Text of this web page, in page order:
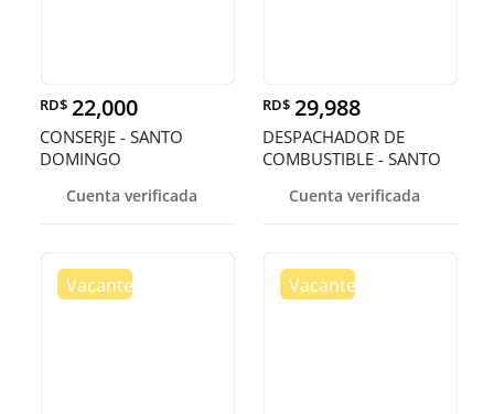
RD$ 22,000
CONSERJE - SANTO
DOMINGO
Cuenta verificada
RD$ 29,988
DESPACHADOR DE
COMBUSTIBLE - SANTO
Cuenta verificada